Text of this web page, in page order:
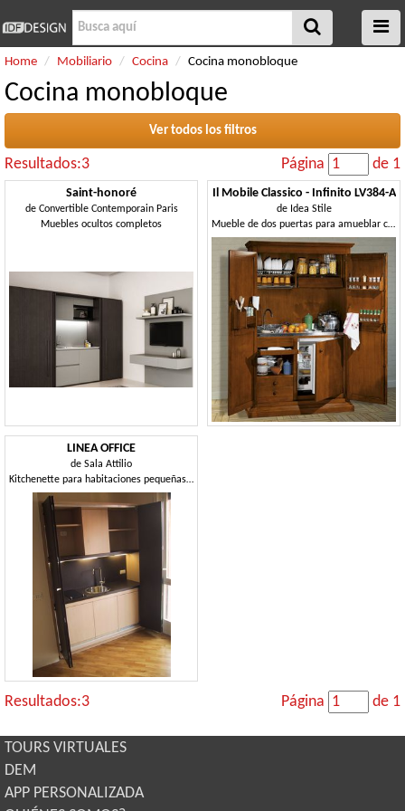
Home Mobiliario Cocina Cocina monobloque
Cocina monobloque
Ver todos los filtros
Resultados:3 Página de 1
Saint-honoré
de Convertible Contemporain Paris
Muebles ocultos completos
Il Mobile Classico - Infinito LV384-A
de Idea Stile
Mueble de dos puertas para amueblar cocinas pequeñas.
LINEA OFFICE
de Sala Attilio
Kitchenette para habitaciones pequeñas, funcionales, modificado para requisitos particulares
Resultados:3 Página de 1
TOURS VIRTUALES
DEM
APP PERSONALIZADA